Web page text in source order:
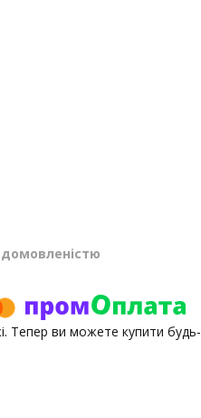
Тепер ви можете купити будь-